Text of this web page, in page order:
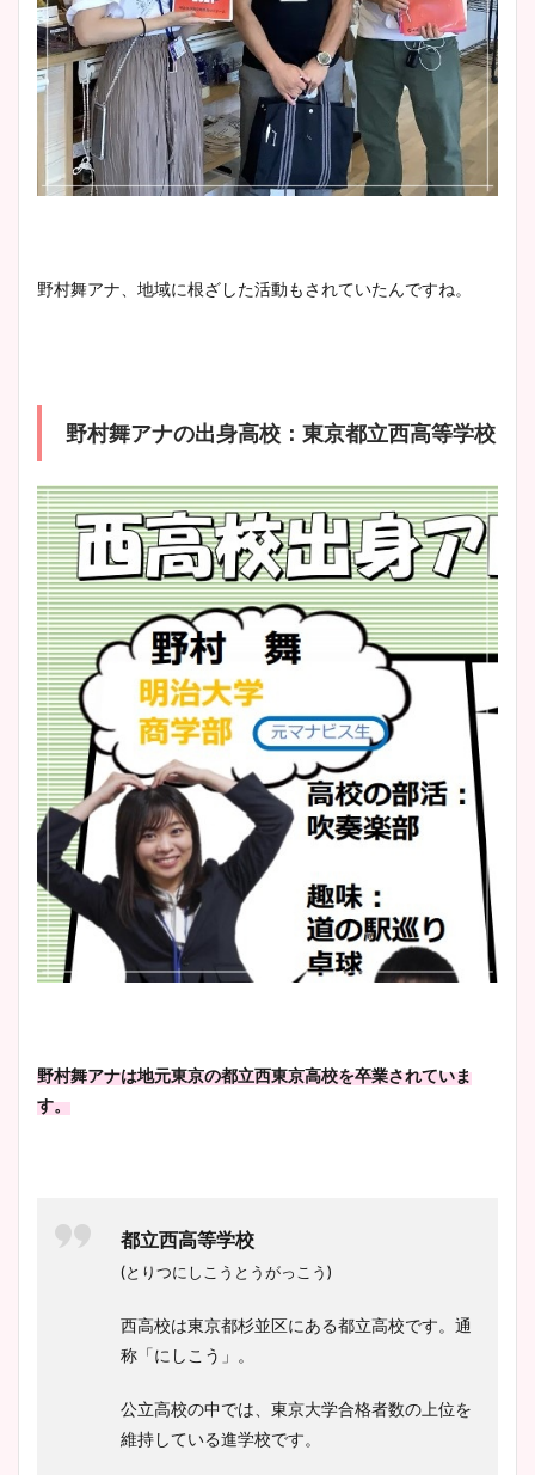
野村舞アナ、地域に根ざした活動もされていたんですね。
野村舞アナの出身高校：東京都立西高等学校
野村舞アナは地元東京の都立西東京高校を卒業されていま
す。
都立西高等学校
(とりつにしこうとうがっこう)
西高校は東京都杉並区にある都立高校です。通
称「にしこう」。
公立高校の中では、東京大学合格者数の上位を
維持している進学校です。